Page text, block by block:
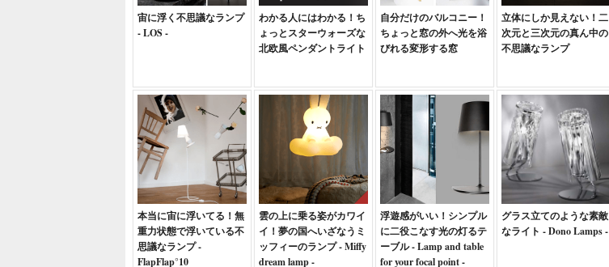
宙に浮く不思議なランプ
- LOS -
わかる人にはわかる！ち
ょっとスターウォーズな
北欧風ペンダントライト
自分だけのバルコニー！
ちょっと窓の外へ光を浴
びれる変形する窓
立体にしか見えない！二
次元と三次元の真ん中の
不思議なランプ
本当に宙に浮いてる！無
重力状態で浮いている不
思議なランプ -
FlapFlap°10
雲の上に乗る姿がカワイ
イ！夢の国へいざなうミ
ッフィーのランプ - Miffy
dream lamp -
浮遊感がいい！シンプル
に二役こなす光の灯るテ
ーブル - Lamp and table
for your focal point -
グラス立てのような素敵
なライト - Dono Lamps -